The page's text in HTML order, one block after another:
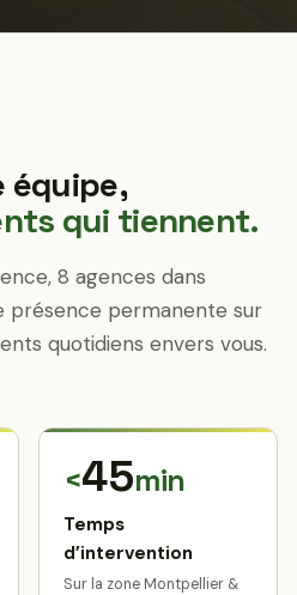
équipe,
qui tiennent.
8 agences dans
présence permanente sur
quotidiens envers vous.
<45min
Temps
d’intervention
Sur la zone Montpellier &